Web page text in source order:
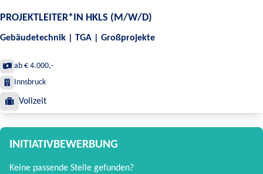
PROJEKTLEITER*IN HKLS (M/W/D)
Gebäudetechnik | TGA | Großprojekte
ab € 4.000,-
Innsbruck
Vollzeit
INITIATIVBEWERBUNG
Keine passende Stelle gefunden?